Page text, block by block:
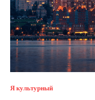
Я культурный